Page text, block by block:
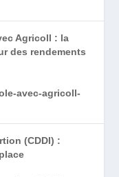
Agricoll : la
des rendements
(CDDI) :